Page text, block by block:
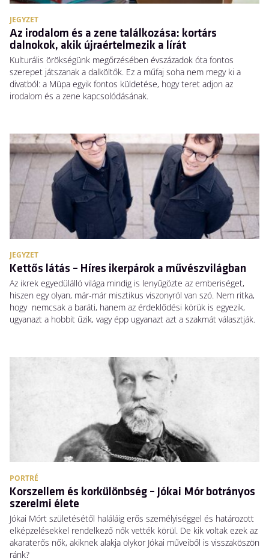
JEGYZET
Az irodalom és a zene találkozása: kortárs
dalnokok, akik újraértelmezik a lírát
Kulturális örökségünk megőrzésében évszázadok óta fontos
szerepet játszanak a dalköltők. Ez a műfaj soha nem megy ki a
divatból: a Müpa egyik fontos küldetése, hogy teret adjon az
irodalom és a zene kapcsolódásának.
JEGYZET
Kettős látás – Híres ikerpárok a művészvilágban
Az ikrek egyedülálló világa mindig is lenyűgözte az emberiséget,
hiszen egy olyan, már-már misztikus viszonyról van szó. Nem ritka,
hogy nemcsak a baráti, hanem az érdeklődési körük is egyezik,
ugyanazt a hobbit űzik, vagy épp ugyanazt azt a szakmát választják.
PORTRÉ
Korszellem és korkülönbség – Jókai Mór botrányos
szerelmi élete
Jókai Mórt születésétől haláláig erős személyiséggel és határozott
elképzelésekkel rendelkező nők vették körül. De kik voltak ezek az
akaraterős nők, akiknek alakja olykor Jókai műveiből is visszaköszön
ránk?